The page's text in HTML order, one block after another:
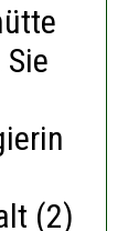
(2)